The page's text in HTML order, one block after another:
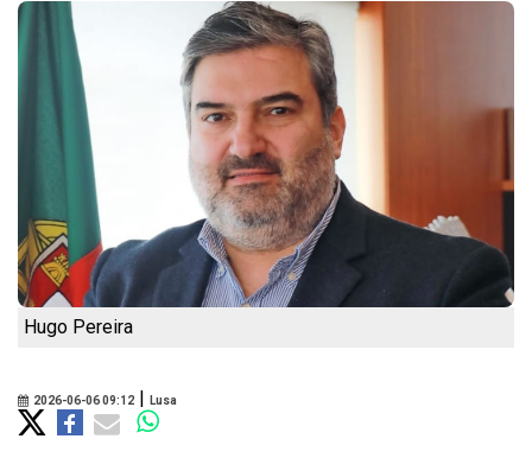
Hugo Pereira
2026-06-06 09:12 | Lusa